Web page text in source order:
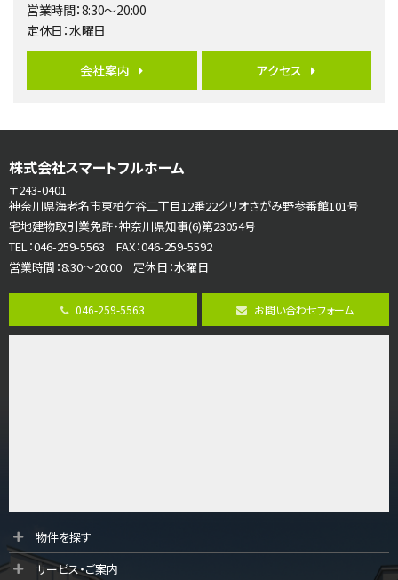
第6位
4ＬＤＫ
橋本駅
海老名駅
バ12分 歩7分
大規模開発分譲地内の新築戸建！開発道路は幅員４.…
第8位
3,598万円
4ＬＤＫ
長後駅
第10位
3,680万円
営業時間：8:30～20:00
定休日：水曜日
会社案内 アクセス
株式会社スマートフルホーム
〒243-0401
神奈川県海老名市東柏ケ谷二丁目12番22クリオさがみ野参番館101号
宅地建物取引業免許・神奈川県知事(6)第23054号
TEL：046-259-5563 FAX：046-259-5592
営業時間：8:30～20:00 定休日：水曜日
046-259-5563 お問い合わせフォーム
物件を探す
サービス・ご案内